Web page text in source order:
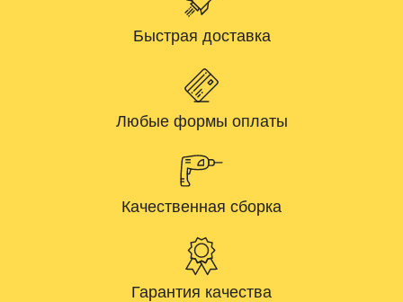
Быстрая доставка
Любые формы оплаты
Качественная сборка
Гарантия качества